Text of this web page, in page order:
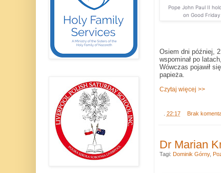
Pope John Paul II
on Good
Osiem dni później,
wspominał po
Wówczas pojawił
papieża.
Czytaj więcej >>
22:17 Brak
Dr Marian
Tagi: Dominik Górny,